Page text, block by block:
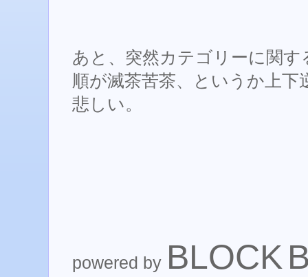
あと、突然カテゴリーに関
順が滅茶苦茶、というか上
悲しい。
powered by BLOCK